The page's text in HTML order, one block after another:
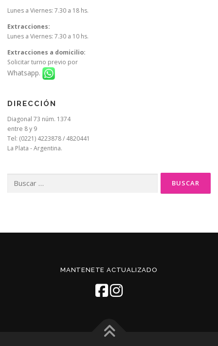
Lunes a Viernes: 7.30 a 18 hs.
Extracciones:
Lunes a Viernes: 7.30 a 10 hs.
Extracciones a domicilio:
Solicitar turno previo por
Whatsapp.
DIRECCIÓN
Diagonal 73 núm. 1374
entre 8 y 9
Tel: (0221) 4223878 / 4820441
La Plata - Argentina.
MANTENETE ACTUALIZADO